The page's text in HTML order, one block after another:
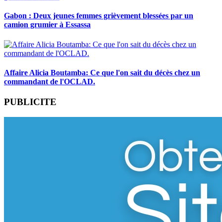
Gabon : Deux jeunes femmes grièvement blessées par un
camion grumier à Essassa
Affaire Alicia Boutamba: Ce que l'on sait du décès chez un
commandant de l'OCLAD.
PUBLICITE